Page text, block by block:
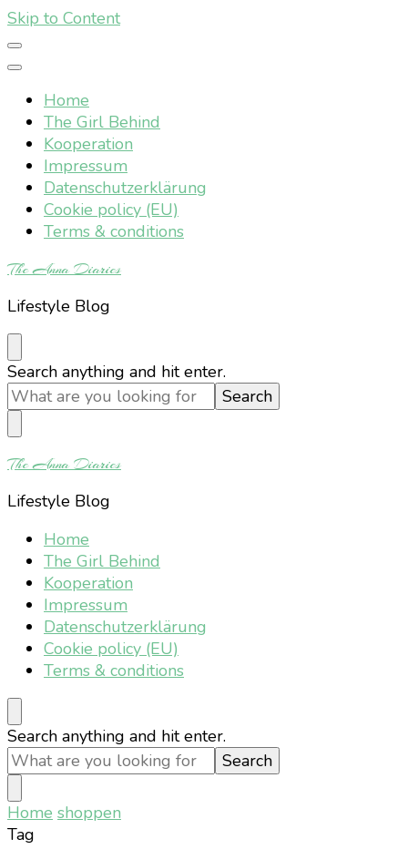
Skip to Content
Home
The Girl Behind
Kooperation
Impressum
Datenschutzerklärung
Cookie policy (EU)
Terms & conditions
The Anna Diaries
Lifestyle Blog
Looking
for
Something?
Search anything and hit enter.
The Anna Diaries
Lifestyle Blog
Home
The Girl Behind
Kooperation
Impressum
Datenschutzerklärung
Cookie policy (EU)
Terms & conditions
Looking
for
Something?
Search anything and hit enter.
Home shoppen
Tag